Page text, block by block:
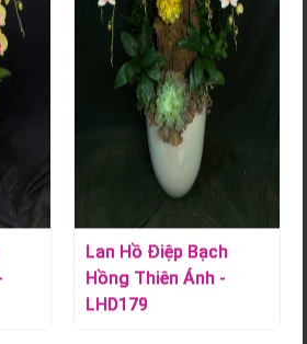
Tác Phẩm để đặt những bó hoa xinh
yêu thương.
sau khi giao.
Lan Hồ Điệp Bạch
Hồng Thiên Ánh -
LHD179